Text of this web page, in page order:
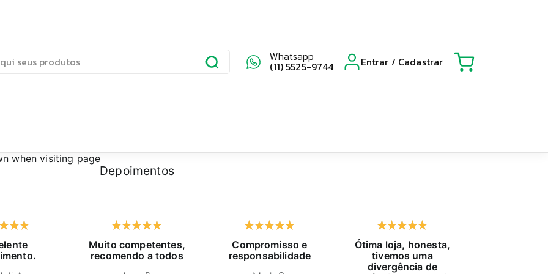
Whatsapp
(11) 5525-9744 Entrar / Cadastrar
when visiting page
Depoimentos
Muito competentes,
recomendo a todos
Compromisso e
responsabilidade
Ótima loja, honesta,
tivemos uma
divergência de